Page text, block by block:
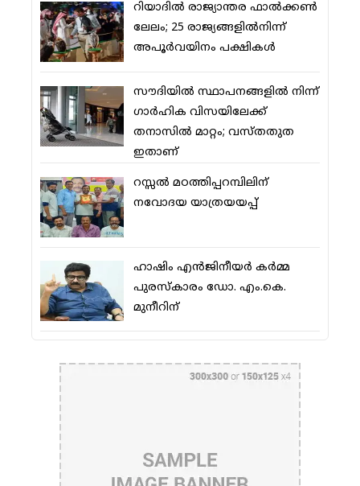
റിയാദില്‍ രാജ്യാന്തര ഫാല്‍ക്കണ്‍
ലേലം; 25 രാജ്യങ്ങളില്‍നിന്ന്
അപൂര്‍വയിനം പക്ഷികള്‍
സൗദിയില്‍ സ്ഥാപനങ്ങളില്‍ നിന്ന്
ഗാര്‍ഹിക വിസയിലേക്ക്
തനാസില്‍ മാറ്റം; വസ്തതുത
ഇതാണ്
റസ്സല്‍ മഠത്തിപ്പറമ്പിലിന്
നവോദയ യാത്രയയപ്പ്
ഹാഷിം എന്‍ജിനീയര്‍ കര്‍മ്മ
പുരസ്‌കാരം ഡോ. എം.കെ.
മുനീറിന്